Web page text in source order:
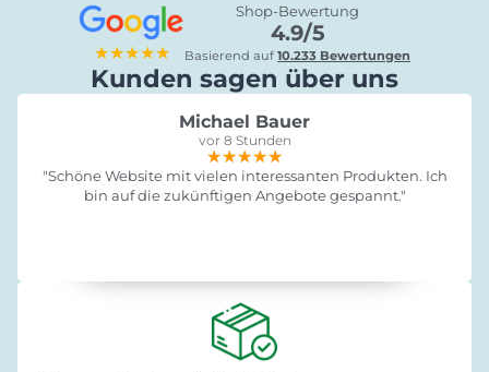
★★★★★
Shop-Bewertung
4.9/5
Basierend auf10.233 Bewertungen
Kunden sagen über uns
Michael Bauer
vor 8 Stunden
★★★★★
★★★★★
★★★★★
"Schöne Website mit vielen interessanten Produkten. Ich
bin auf die zukünftigen Angebote gespannt."